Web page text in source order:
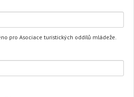
pro Asociace turistických oddílů mládeže.